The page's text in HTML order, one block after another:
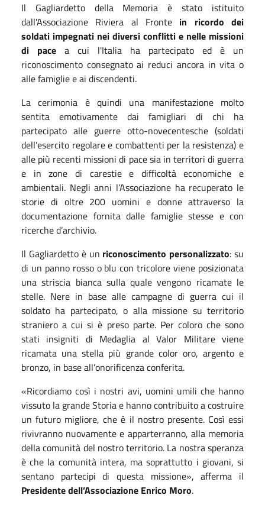
Il Gagliardetto della Memoria è stato istituito
dall'Associazione Riviera al Fronte in ricordo dei
soldati impegnati nei diversi conflitti e nelle missioni
di pace a cui l'Italia ha partecipato ed è un
riconoscimento consegnato ai reduci ancora in vita o
alle famiglie e ai discendenti.
La cerimonia è quindi una manifestazione molto
sentita emotivamente dai famigliari di chi ha
partecipato alle guerre otto-novecentesche (soldati
dell’esercito regolare e combattenti per la resistenza) e
alle più recenti missioni di pace sia in territori di guerra
e in zone di carestie e difficoltà economiche e
ambientali. Negli anni l’Associazione ha recuperato le
storie di oltre 200 uomini e donne attraverso la
documentazione fornita dalle famiglie stesse e con
ricerche d’archivio.
Il Gagliardetto è un riconoscimento personalizzato: su
di un panno rosso o blu con tricolore viene posizionata
una striscia bianca sulla quale vengono ricamate le
stelle. Nere in base alle campagne di guerra cui il
soldato ha partecipato, o alla missione su territorio
straniero a cui si è preso parte. Per coloro che sono
stati insigniti di Medaglia al Valor Militare viene
ricamata una stella più grande color oro, argento e
bronzo, in base all’onorificenza conferita.
«Ricordiamo così i nostri avi, uomini umili che hanno
vissuto la grande Storia e hanno contribuito a costruire
un futuro migliore, che è il nostro presente. Così essi
rivivranno nuovamente e apparterranno, alla memoria
della comunità del nostro territorio. La nostra speranza
è che la comunità intera, ma soprattutto i giovani, si
sentano partecipi di questa missione», afferma il
Presidente dell’Associazione Enrico Moro.